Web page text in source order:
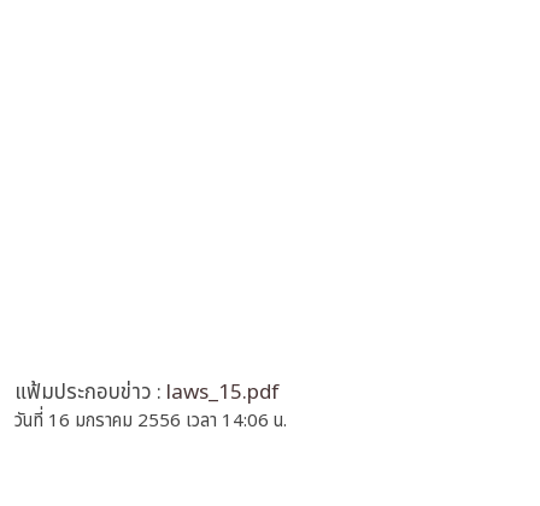
แฟ้มประกอบข่าว : laws_15.pdf
วันที่ 16 มกราคม 2556 เวลา 14:06 น.